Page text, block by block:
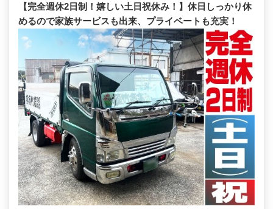
【完全週休2日制！嬉しい土日祝休み！】休日しっかり休
めるので家族サービスも出来、プライベートも充実！